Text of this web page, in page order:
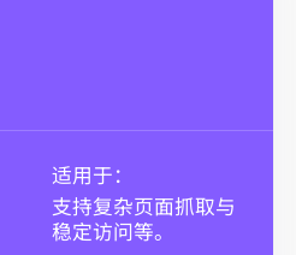
适用于：
支持复杂页面抓取与
稳定访问等。